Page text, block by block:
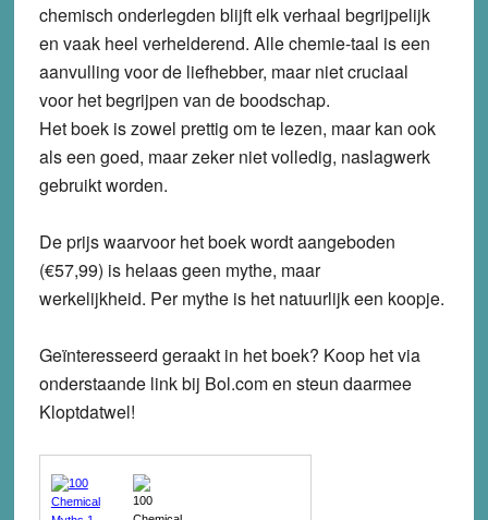
chemisch onderlegden blijft elk verhaal begrijpelijk
en vaak heel verhelderend. Alle chemie-taal is een
aanvulling voor de liefhebber, maar niet cruciaal
voor het begrijpen van de boodschap.
Het boek is zowel prettig om te lezen, maar kan ook
als een goed, maar zeker niet volledig, naslagwerk
gebruikt worden.
De prijs waarvoor het boek wordt aangeboden
(€57,99) is helaas geen mythe, maar
werkelijkheid. Per mythe is het natuurlijk een koopje.
Geïnteresseerd geraakt in het boek? Koop het via
onderstaande link bij Bol.com en steun daarmee
Kloptdatwel!